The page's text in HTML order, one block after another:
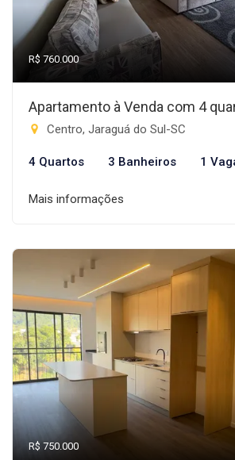
R$ 760.000
Apartamento à Venda com 4
Centro, Jaraguá do Sul-SC
4 Quartos 3 Banheiros 1
Mais informações
R$ 750.000